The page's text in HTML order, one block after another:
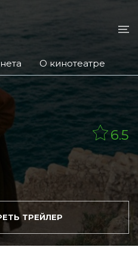
О кинотеатре
6.5
ТРЕЙЛЕР